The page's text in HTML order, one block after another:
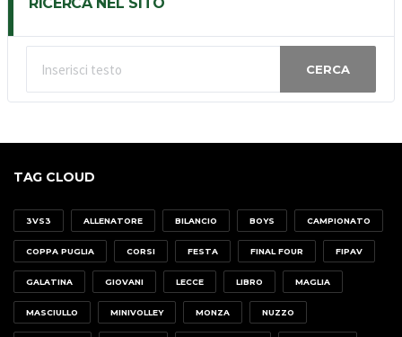
CERCA
TAG CLOUD
3VS3 ALLENATORE BILANCIO BOYS CAMPIONATO
COPPA PUGLIA CORSI FESTA FINAL FOUR FIPAV
GALATINA GIOVANI LECCE LIBRO MAGLIA
MASCIULLO MINIVOLLEY MONZA NUZZO